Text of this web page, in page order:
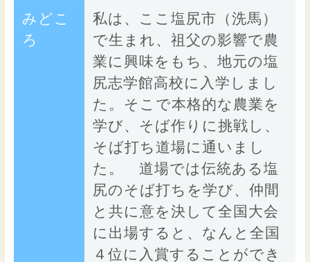
みどこ
ろ
私は、ここ塩尻市（洗馬）
で生まれ、祖父の影響で農
業に興味をもち、地元の塩
尻志学館高校に入学しまし
た。そこで本格的な農業を
学び、そば作りに挑戦し、
そば打ち道場に通いまし
た。 道場では伝統ある塩
尻のそば打ちを学び、仲間
と共に意を決して全国大会
に出場すると、なんと全国
４位に入賞することができ